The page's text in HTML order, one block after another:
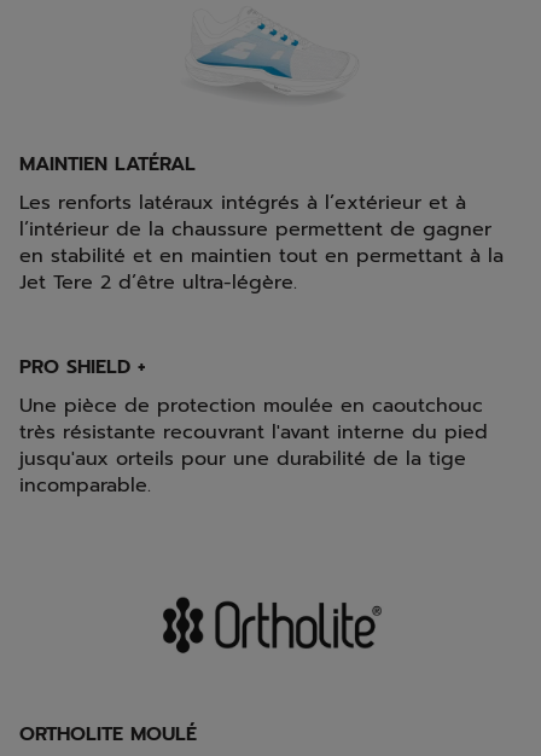
MAINTIEN LATÉRAL
Les renforts latéraux intégrés à l’extérieur et à
l’intérieur de la chaussure permettent de gagner
en stabilité et en maintien tout en permettant à la
Jet Tere 2 d’être ultra-légère.
PRO SHIELD +
Une pièce de protection moulée en caoutchouc
très résistante recouvrant l'avant interne du pied
jusqu'aux orteils pour une durabilité de la tige
incomparable.
ORTHOLITE MOULÉ